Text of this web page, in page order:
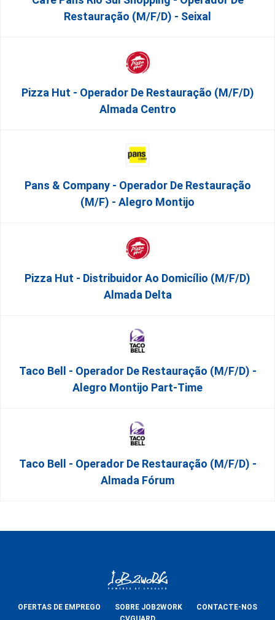
Restauração (m/f/d) - Seixal
Pizza Hut - Operador De Restauração (m/f/d)
Almada Centro
Pans & Company - Operador De Restauração
(m/f) - Alegro Montijo
Pizza Hut - Distribuidor Ao Domicílio (m/f/d)
Almada Delta
Taco Bell - Operador De Restauração (m/f/d) -
Alegro Montijo Part-Time
Taco Bell - Operador De Restauração (m/f/d) -
Almada Fórum
OFERTAS DE EMPREGO SOBRE JOB2WORK
CONTACTE-NOS